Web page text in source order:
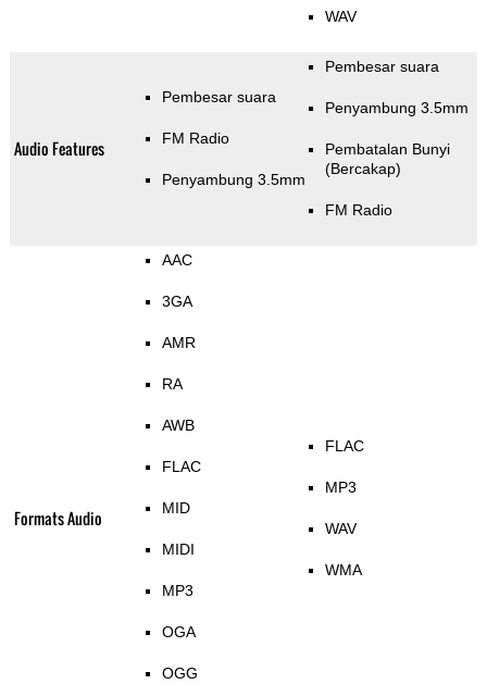
WAV
Audio Features
Pembesar suara
FM Radio
Penyambung 3.5mm
Pembesar suara
Penyambung 3.5mm
Pembatalan Bunyi
(Bercakap)
FM Radio
Formats Audio
AAC
3GA
AMR
RA
AWB
FLAC
MID
MIDI
MP3
OGA
OGG
FLAC
MP3
WAV
WMA